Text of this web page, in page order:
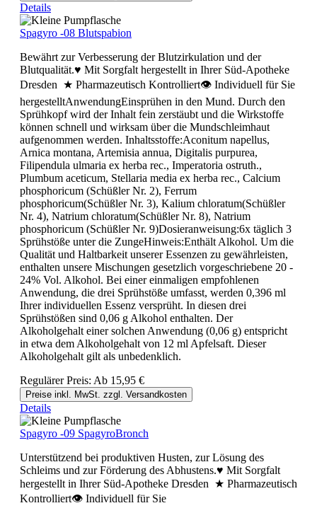
Details
Spagyro -08 Blutspabion
Bewährt zur Verbesserung der Blutzirkulation und der
Blutqualität.♥ Mit Sorgfalt hergestellt in Ihrer Süd-Apotheke
Dresden ★ Pharmazeutisch Kontrolliert👁 Individuell für Sie
hergestelltAnwendungEinsprühen in den Mund. Durch den
Sprühkopf wird der Inhalt fein zerstäubt und die Wirkstoffe
können schnell und wirksam über die Mundschleimhaut
aufgenommen werden. Inhaltsstoffe:Aconitum napellus,
Arnica montana, Artemisia annua, Digitalis purpurea,
Filipendula ulmaria ex herba rec., Imperatoria ostruth.,
Plumbum aceticum, Stellaria media ex herba rec., Calcium
phosphoricum (Schüßler Nr. 2), Ferrum
phosphoricum(Schüßler Nr. 3), Kalium chloratum(Schüßler
Nr. 4), Natrium chloratum(Schüßler Nr. 8), Natrium
phosphoricum (Schüßler Nr. 9)Dosieranweisung:6x täglich 3
Sprühstöße unter die ZungeHinweis:Enthält Alkohol. Um die
Qualität und Haltbarkeit unserer Essenzen zu gewährleisten,
enthalten unsere Mischungen gesetzlich vorgeschriebene 20 -
24% Vol. Alkohol. Bei einer einmaligen empfohlenen
Anwendung, die drei Sprühstöße umfasst, werden 0,396 ml
Ihrer individuellen Essenz versprüht. In diesen drei
Sprühstößen sind 0,06 g Alkohol enthalten. Der
Alkoholgehalt einer solchen Anwendung (0,06 g) entspricht
in etwa dem Alkoholgehalt von 12 ml Apfelsaft. Dieser
Alkoholgehalt gilt als unbedenklich.
Regulärer Preis: Ab 15,95 €
Preise inkl. MwSt. zzgl. Versandkosten
Details
Spagyro -09 SpagyroBronch
Unterstützend bei produktiven Husten, zur Lösung des
Schleims und zur Förderung des Abhustens.♥ Mit Sorgfalt
hergestellt in Ihrer Süd-Apotheke Dresden ★ Pharmazeutisch
Kontrolliert👁 Individuell für Sie